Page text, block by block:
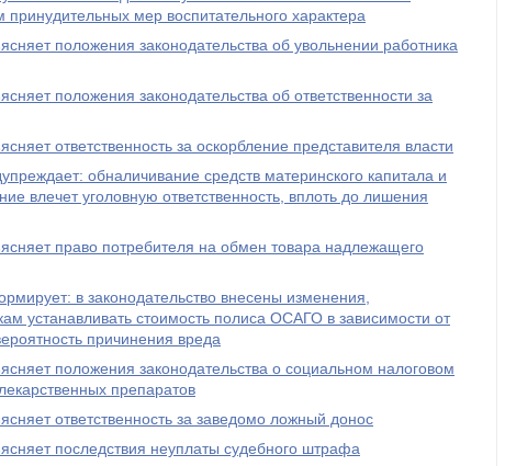
мер воспитательного характера
положения законодательства об увольнении работника
положения законодательства об ответственности за
ответственность за оскорбление представителя власти
обналичивание средств материнского капитала и
влечет уголовную ответственность, вплоть до лишения
право потребителя на обмен товара надлежащего
в законодательство внесены изменения,
устанавливать стоимость полиса ОСАГО в зависимости от
причинения вреда
положения законодательства о социальном налоговом
препаратов
ответственность за заведомо ложный донос
последствия неуплаты судебного штрафа